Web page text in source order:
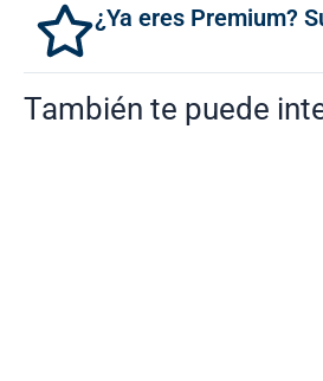
¿Ya eres Premium?
También te puede